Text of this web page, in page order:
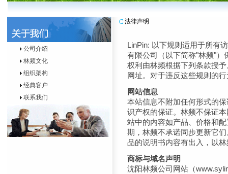
公司介绍
林频文化
组织架构
经典客户
联系我们
法律声明
LinPin: 以下规则适用于所有
有限公司（以下简称"林频"）
权利由林频根据下列条款授
网址。对于违反这些规则的
网站信息
本站信息不附加任何形式的
识产权的保证。林频不保证
站中的内容如产品、价格和
期，林频不承诺同步更新它
品的说明书内容有出入，以
商标与域名声明
沈阳林频公司网站（